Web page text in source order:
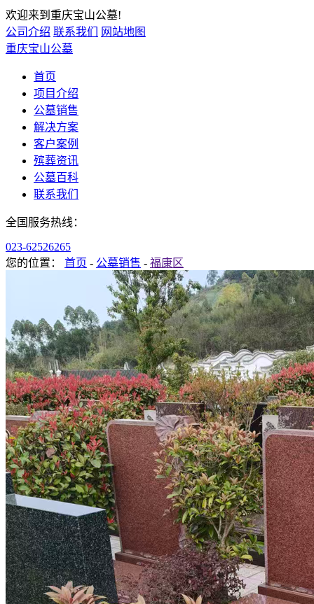
欢迎来到重庆宝山公墓!
公司介绍 联系我们
网站地图
重庆宝山公墓
首页
项目介绍
公墓销售
解决方案
客户案例
殡葬资讯
公墓百科
联系我们
全国服务热线：
023-62526265
您的位置： 首页 - 公墓销售 - 福康区